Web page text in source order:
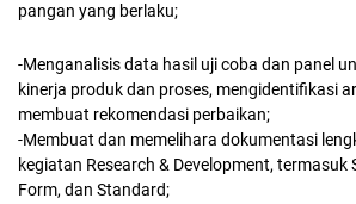
pangan yang berlaku;
-Menganalisis data hasil uji coba dan panel
kinerja produk dan proses, mengidentifikasi
membuat rekomendasi perbaikan;
-Membuat dan memelihara dokumentasi
kegiatan Research & Development, termasuk
Form, dan Standard;